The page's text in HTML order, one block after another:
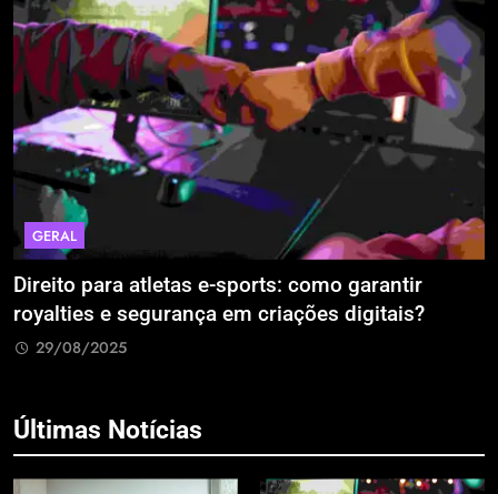
GERAL
Direito para atletas e-sports: como garantir
royalties e segurança em criações digitais?
29/08/2025
Últimas Notícias